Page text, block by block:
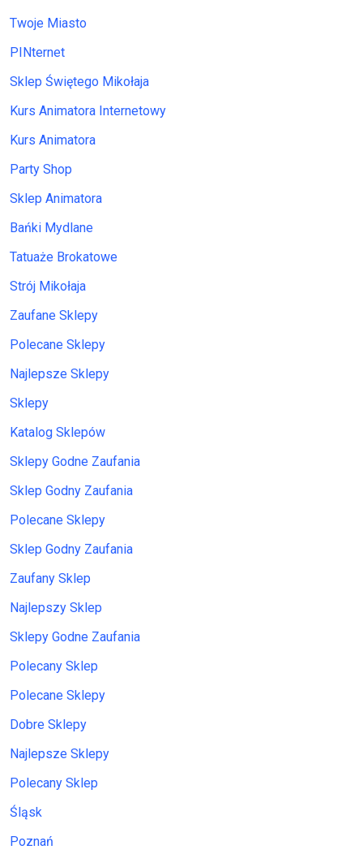
Twoje Miasto
PINternet
Sklep Świętego Mikołaja
Kurs Animatora Internetowy
Kurs Animatora
Party Shop
Sklep Animatora
Bańki Mydlane
Tatuaże Brokatowe
Strój Mikołaja
Zaufane Sklepy
Polecane Sklepy
Najlepsze Sklepy
Sklepy
Katalog Sklepów
Sklepy Godne Zaufania
Sklep Godny Zaufania
Polecane Sklepy
Sklep Godny Zaufania
Zaufany Sklep
Najlepszy Sklep
Sklepy Godne Zaufania
Polecany Sklep
Polecane Sklepy
Dobre Sklepy
Najlepsze Sklepy
Polecany Sklep
Śląsk
Poznań